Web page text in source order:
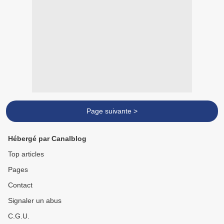
Page suivante >
Hébergé par Canalblog
Top articles
Pages
Contact
Signaler un abus
C.G.U.